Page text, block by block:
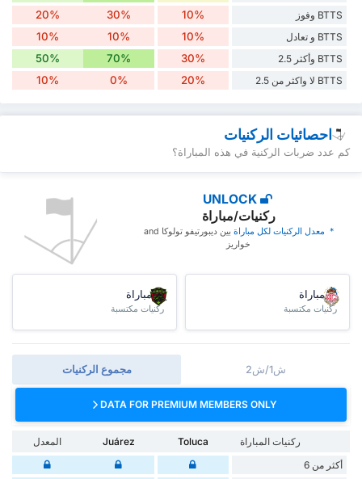
BTTS وفوز 10%
30%
20%
BTTS و تعادل 10%
10%
10%
BTTS وأكثر 2.5 30%
70%
50%
BTTS لا واكثر من 2.5 20%
0%
10%
احصائيات الركنيات
كم عدد ضربات الركنية في هذه المباراة؟
UNLOCK
ركنيات/مباراة
* ‏ ‏معدل الركنيات لكل مباراة
‏بين ديبورتيفو تولوكا and
خواريز
/مباراة
ركنيات مكتسبة
/مباراة
ركنيات مكتسبة
مجموع الركنيات ش1/ش2
DATA FOR PREMIUM MEMBERS ONLY
ركنيات المباراة Toluca
Juárez
المعدل
أكثر من 6